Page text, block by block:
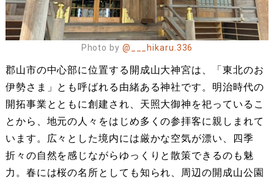
Photo by @___hikaru.336
郡山市の中心部に位置する開成山大神宮は、「東北のお
伊勢さま」とも呼ばれる由緒ある神社です。明治時代の
開拓事業とともに創建され、天照大御神を祀っているこ
とから、地元の人々をはじめ多くの参拝客に親しまれて
います。広々とした境内には厳かな空気が漂い、四季
折々の自然を感じながらゆっくりと散策できるのも魅
力。春には桜の名所としても知られ、周辺の開成山公園